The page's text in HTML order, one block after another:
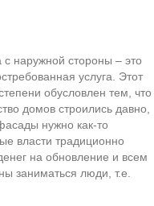
с наружной стороны – это
услуга. Этот
обусловлен тем, что
домов строились давно,
нужно как-то
власти традиционно
на обновление и всем
заниматься люди, т.е.